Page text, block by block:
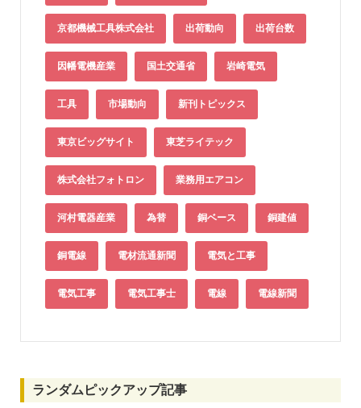
京都機械工具株式会社 出荷動向 出荷台数
因幡電機産業 国土交通省 岩崎電気
工具 市場動向 新刊トピックス
東京ビッグサイト 東芝ライテック
株式会社フォトロン 業務用エアコン
河村電器産業 為替 銅ベース 銅建値
銅電線 電材流通新聞 電気と工事
電気工事 電気工事士 電線 電線新聞
ランダムピックアップ記事